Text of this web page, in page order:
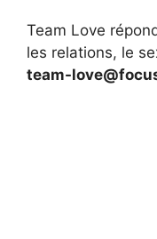
Team Love
les relations, le
team-